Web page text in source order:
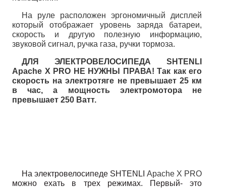
На руле расположен эргономичный дисплей
который отображает уровень заряда батареи,
скорость и другую полезную информацию,
звуковой сигнал, ручка газа, ручки тормоза.
ДЛЯ ЭЛЕКТРОВЕЛОСИПЕДА SHTENLI
Apache X PRO НЕ НУЖНЫ ПРАВА! Так как его
скорость на электротяге не превышает 25 км
в час, а мощность электромотора не
превышает 250 Ватт.
На электровелосипеде SHTENLI Apache X PRO
можно ехать в трех режимах. Первый- это